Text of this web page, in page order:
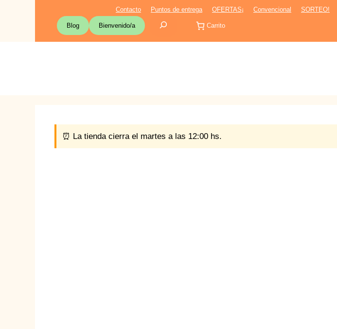
Contacto Puntos de entrega OFERTAS¡ Convencional SORTEO!
Blog Bienvenido/a
Carrito
⏰ La tienda cierra el martes a las 12:00 hs.